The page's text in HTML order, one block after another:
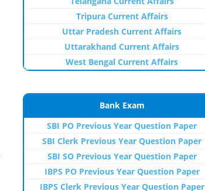
Tripura Current Affairs
Uttar Pradesh Current Affairs
Uttarakhand Current Affairs
West Bengal Current Affairs
Bank Exam
SBI PO Previous Year Question Paper
SBI Clerk Previous Year Question Paper
SBI SO Previous Year Question Paper
IBPS PO Previous Year Question Paper
IBPS Clerk Previous Year Question Paper